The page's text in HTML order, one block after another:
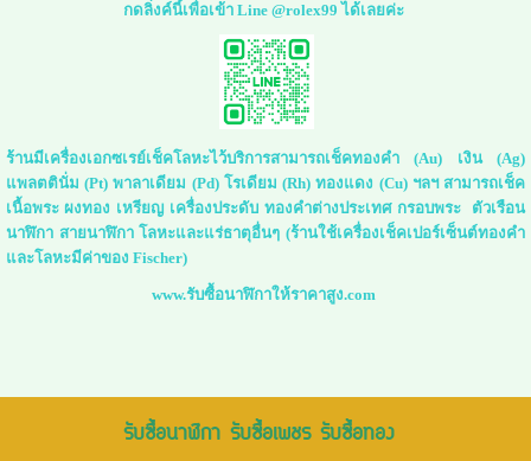
กดลิ่งค์นี้เพื่อเข้า Line @rolex99 ได้เลยค่ะ
ร้านมีเครื่องเอกซเรย์เช็คโลหะไว้บริการสามารถเช็คทองคำ (Au) เงิน (Ag)
แพลตตินั่ม (Pt) พาลาเดียม (Pd) โรเดียม (Rh) ทองแดง (Cu) ฯลฯ สามารถเช็ค
เนื้อพระ ผงทอง เหรียญ เครื่องประดับ ทองคำต่างประเทศ กรอบพระ ตัวเรือน
นาฬิกา สายนาฬิกา โลหะและแร่ธาตุอื่นๆ (ร้านใช้เครื่องเช็คเปอร์เซ็นต์ทองคำ
และโลหะมีค่าของ Fischer)
www.รับซื้อนาฬิกาให้ราคาสูง.com
รับซื้อนาฬิกา รับซื้อเพชร รับซื้อทอง